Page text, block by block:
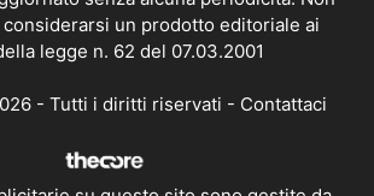
un prodotto editoriale ai
legge n. 62 del 07.03.2001
- Tutti i diritti riservati - Contattaci